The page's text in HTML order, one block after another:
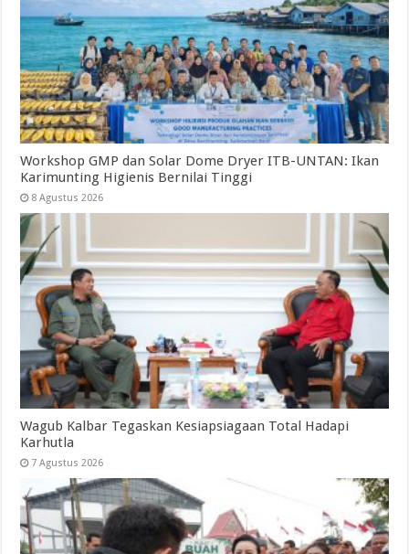
Workshop GMP dan Solar Dome Dryer ITB-UNTAN: Ikan
Karimunting Higienis Bernilai Tinggi
8 Agustus 2026
Wagub Kalbar Tegaskan Kesiapsiagaan Total Hadapi
Karhutla
7 Agustus 2026